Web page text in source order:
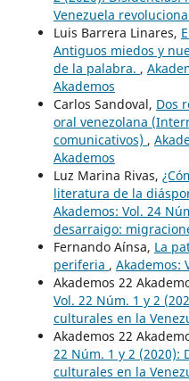
Venezuela
Luis Barrera Linares,
Antiguos miedos y
de la palabra. ,
Akademos
Carlos Sandoval, Dos
oral venezolana
comunicativos) ,
Akademos
Luz Marina Rivas,
literatura de la
Akademos: Vol. 24
desarraigo:
Fernando Aínsa, La
periferia , Akademos:
Akademos 22
Vol. 22 Núm. 1 y 2
culturales en la
Akademos 22
22 Núm. 1 y 2 (2020):
culturales en la